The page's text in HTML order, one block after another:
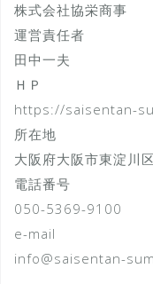
株式会社協栄商事
運営責任者
田中一夫
ＨＰ
https://saisentan-
所在地
大阪府大阪市東淀川
電話番号
050-5369-9100
e-mail
info@saisentan-